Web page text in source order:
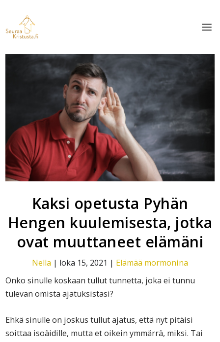
Kaksi opetusta Pyhän
Hengen kuulemisesta, jotka
ovat muuttaneet elämäni
Nella | loka 15, 2021 | Elämää mormonina
Onko sinulle koskaan tullut tunnetta, joka ei tunnu
tulevan omista ajatuksistasi?
Ehkä sinulle on joskus tullut ajatus, että nyt pitäisi
soittaa isoäidille, mutta et oikein ymmärrä, miksi. Tai